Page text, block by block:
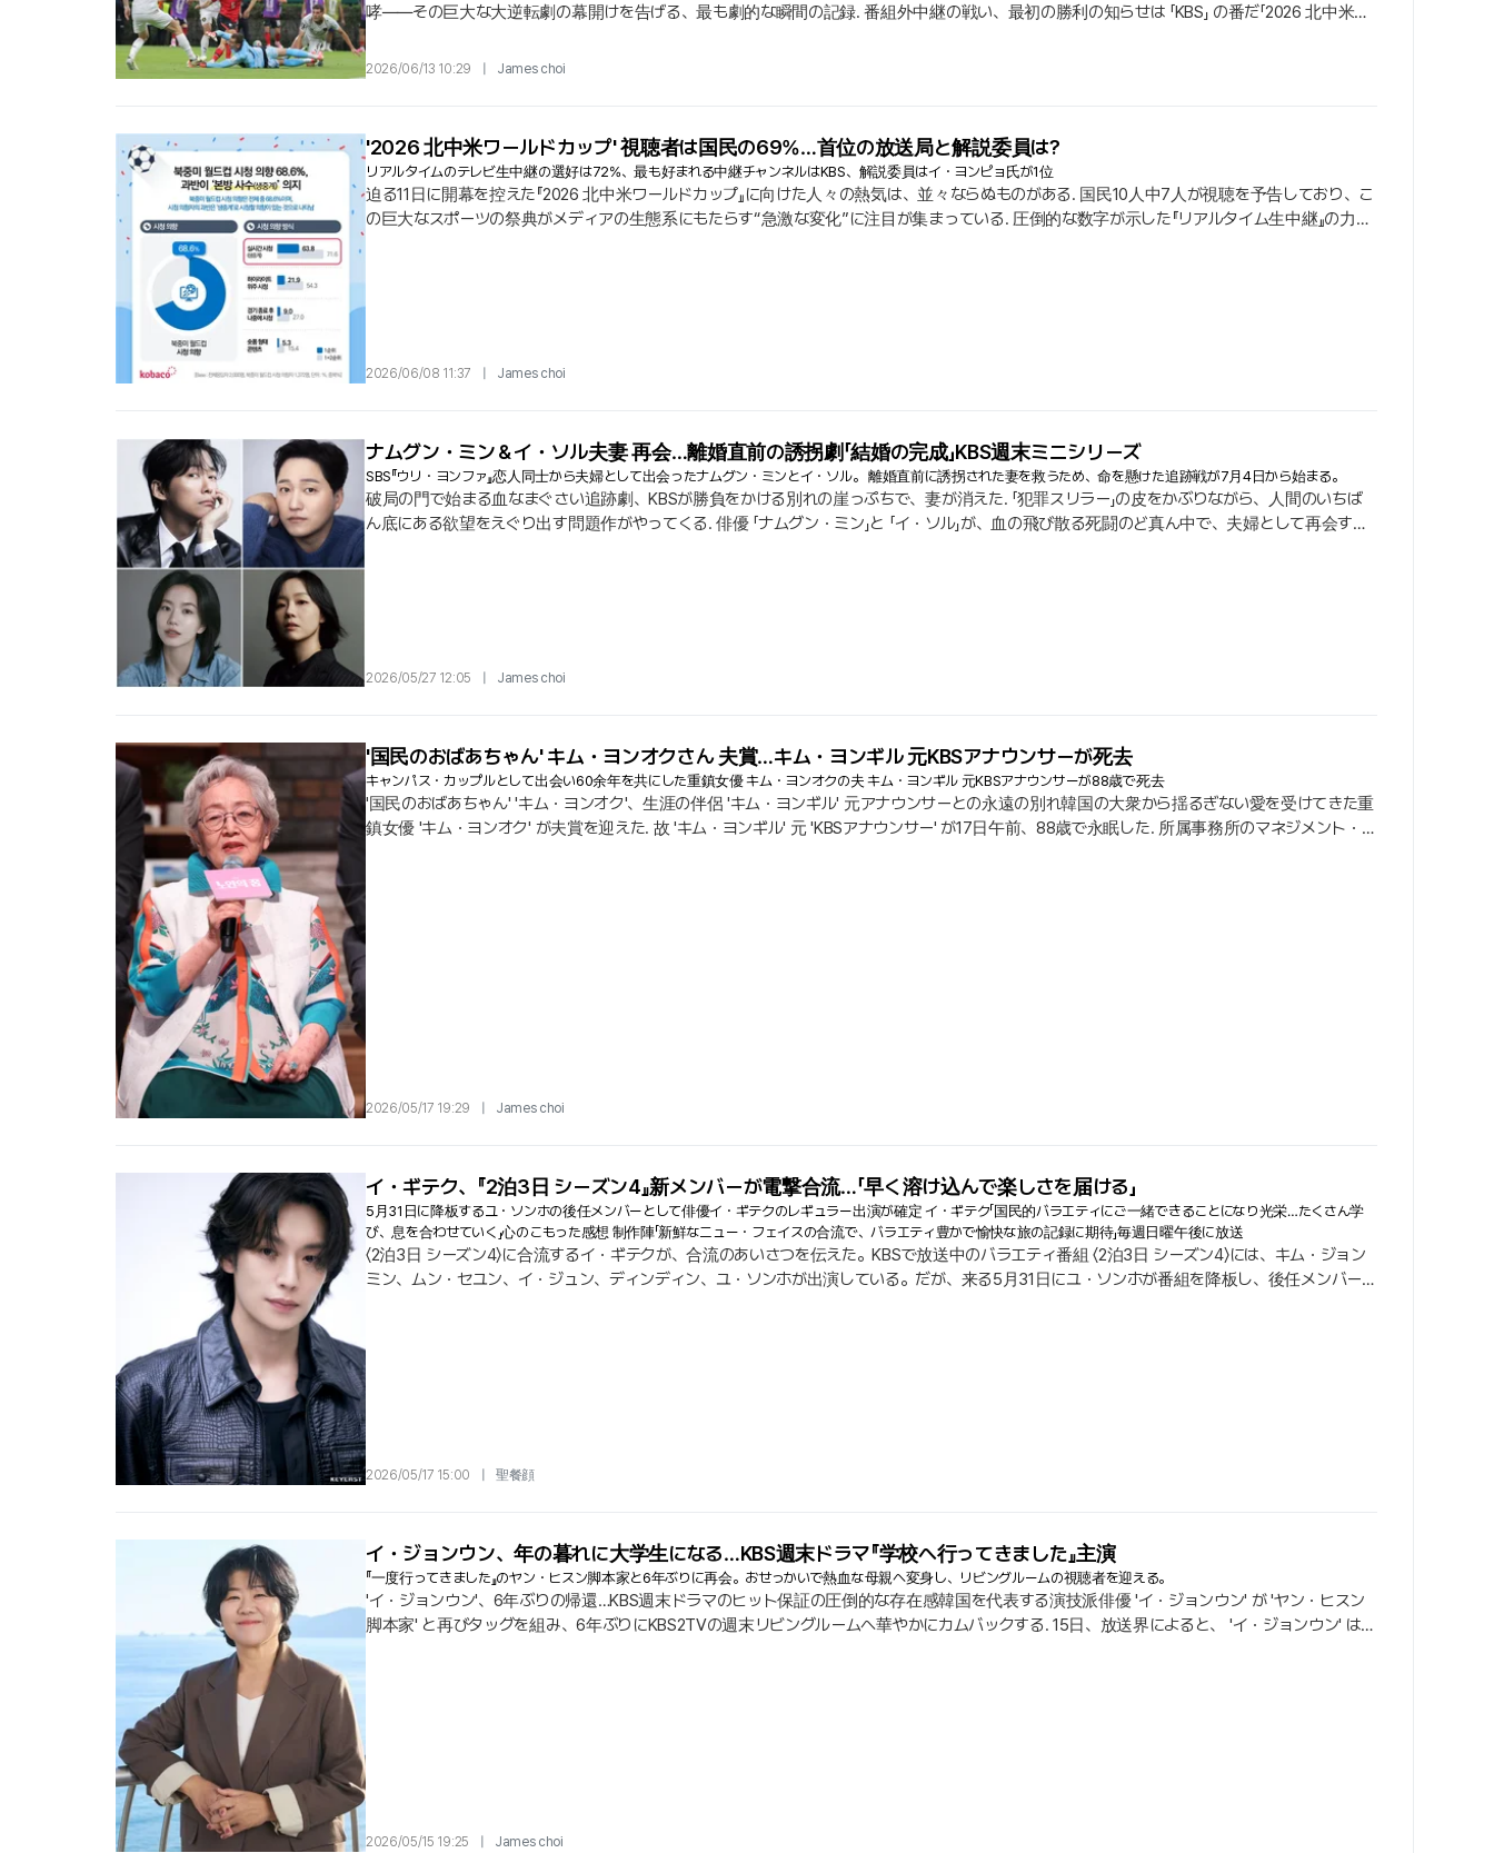
哮――その巨大な大逆転劇の幕開けを告げる、最も劇的な瞬間の記録. 番組外中継の戦い、最初の勝利の知らせは 「KBS」 の番だ「2026 北中米ワ
組外対決では、「KBS」の2TVが8. 5%（ニールセン・コリア全国基準）の視聴率を記録し、5. 7%にとどまった「JTBC」を上回って先手を取ること
2026/06/13 10:29 James choi
'2026 北中米ワールドカップ' 視聴者は国民の69%…首位の放送局と解説委員は?
リアルタイムのテレビ生中継の選好は72%、最も好まれる中継チャンネルはKBS、解説委員はイ・ヨンピョ氏が1位
迫る11日に開幕を控えた『2026 北中米ワールドカップ』に向けた人々の熱気は、並々ならぬものがある. 国民10人中7人が視聴を予告しており、こ
の巨大なスポーツの祭典がメディアの生態系にもたらす“急激な変化”に注目が集まっている. 圧倒的な数字が示した『リアルタイム生中継』の力韓
2026/06/08 11:37 James choi
ナムグン・ミン＆イ・ソル夫妻 再会…離婚直前の誘拐劇「結婚の完成」KBS週末ミニシリーズ
SBS『ウリ・ヨンファ』恋人同士から夫婦として出会ったナムグン・ミンとイ・ソル。 離婚直前に誘拐された妻を救うため、命を懸けた追跡戦が7月4日から始まる。
破局の門で始まる血なまぐさい追跡劇、KBSが勝負をかける別れの崖っぷちで、妻が消えた. 「犯罪スリラー」の皮をかぶりながら、人間のいちば
ん底にある欲望をえぐり出す問題作がやってくる. 俳優 「ナムグン・ミン」と 「イ・ソル」が、血の飛び散る死闘のど真ん中で、夫婦として再会する.
2026/05/27 12:05 James choi
'国民のおばあちゃん' キム・ヨンオクさん 夫賞…キム・ヨンギル 元KBSアナウンサーが死去
キャンパス・カップルとして出会い60余年を共にした重鎮女優 キム・ヨンオクの夫 キム・ヨンギル 元KBSアナウンサーが88歳で死去
'国民のおばあちゃん' 'キム・ヨンオク'、生涯の伴侶 'キム・ヨンギル' 元アナウンサーとの永遠の別れ韓国の大衆から揺るぎない愛を受けてきた重
鎮女優 'キム・ヨンオク' が夫賞を迎えた. 故 'キム・ヨンギル' 元 'KBSアナウンサー' が17日午前、88歳で永眠した. 所属事務所のマネジメント・ユ
2026/05/17 19:29 | James choi
イ・ギテク、『2泊3日 シーズン4』新メンバーが電撃合流…「早く溶け込んで楽しさを届ける」
5月31日に降板するユ・ソンホの後任メンバーとして俳優イ・ギテクのレギュラー出演が確定 イ・ギテク「国民的バラエティにご一緒できることになり光栄…たくさん学
び、息を合わせていく」心のこもった感想 制作陣「新鮮なニュー・フェイスの合流で、バラエティ豊かで愉快な旅の記録に期待」毎週日曜午後に放送
〈2泊3日 シーズン4〉に合流するイ・ギテクが、合流のあいさつを伝えた。KBSで放送中のバラエティ番組 〈2泊3日 シーズン4〉には、キム・ジョン
ミン、ムン・セユン、イ・ジュン、ディンディン、ユ・ソンホが出演している。だが、来る5月31日にユ・ソンホが番組を降板し、後任メンバーと
2026/05/17 15:00 聖餐顔
イ・ジョンウン、年の暮れに大学生になる…KBS週末ドラマ『学校へ行ってきました』主演
『一度行ってきました』のヤン・ヒスン脚本家と6年ぶりに再会。おせっかいで熱血な母親へ変身し、リビングルームの視聴者を迎える。
'イ・ジョンウン'、6年ぶりの帰還…KBS週末ドラマのヒット保証の圧倒的な存在感韓国を代表する演技派俳優 'イ・ジョンウン' が 'ヤン・ヒスン
脚本家' と再びタッグを組み、6年ぶりにKBS2TVの週末リビングルームへ華やかにカムバックする. 15日、放送界によると、 'イ・ジョンウン' は
2026/05/15 19:25 James choi